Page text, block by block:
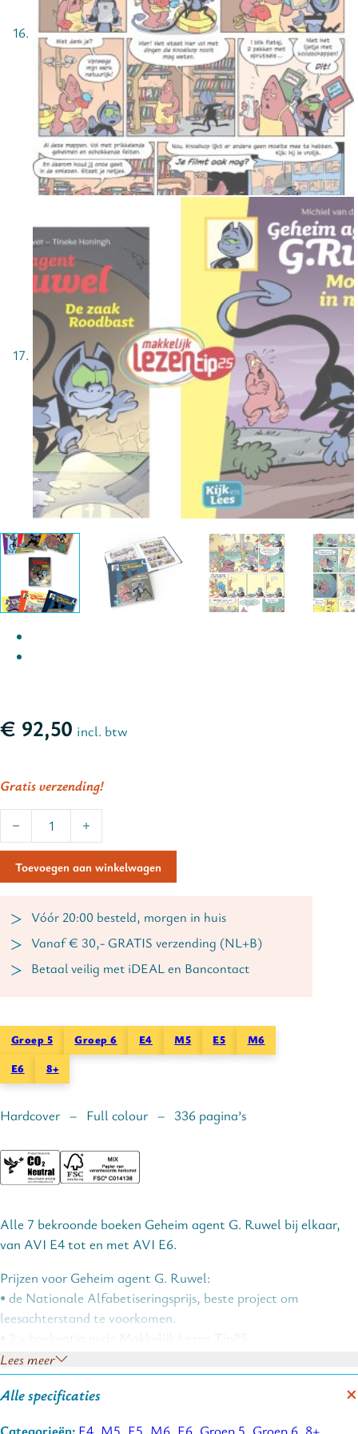
€ 92,50 incl. btw
Gratis verzending!
Geheim agent G. Ruwel leespakket | AVI E4 t/m E6 aantal
Toevoegen aan winkelwagen
Alternative:
Vóór 20:00 besteld, morgen in huis
Vanaf € 30,- GRATIS verzending (NL+B)
Betaal veilig met iDEAL en Bancontact
Groep 5 Groep 6 E4 M5 E5
M6
E6
8+
Hardcover – Full colour – 336 pagina’s
Alle 7 bekroonde boeken Geheim agent G. Ruwel bij elkaar,
van AVI E4 tot en met AVI E6.
Prijzen voor Geheim agent G. Ruwel:
• de Nationale Alfabetiseringsprijs, beste project om
leesachterstand te voorkomen.
• 2 x boekentip in de Makkelijk Lezen Tip25
• 3 x tiplijst van Schoolbieb op Orde: 100 onmisbare boeken
voor elke leerling
Lees meer
Alle specificaties